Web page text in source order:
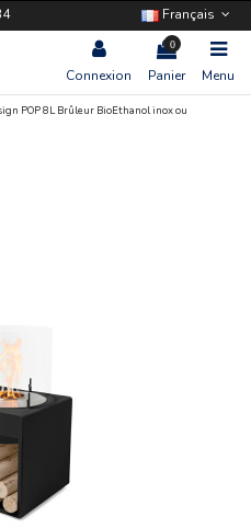
Français
Connexion
0
Panier Menu
POP 8L Brûleur BioEthanol inox ou